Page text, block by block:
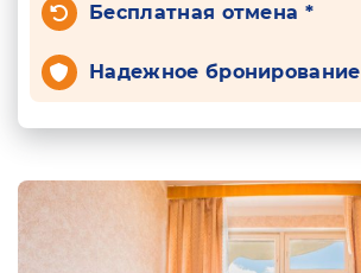
Бесплатная отмена *
Надежное бронирование